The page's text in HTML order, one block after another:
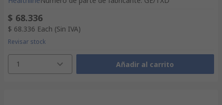
$ 68.336
$ 68.336 Each (Sin IVA)
Revisar stock
1 Añadir al carrito